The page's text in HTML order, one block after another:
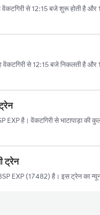
से 12:15 बजे शुरू होती है और
से 12:15 बजे निकलती है और
है। वेंकटगिरी से भाटापाड़ा की
ट्रेन
EXP (17482) है। इस ट्रेन का